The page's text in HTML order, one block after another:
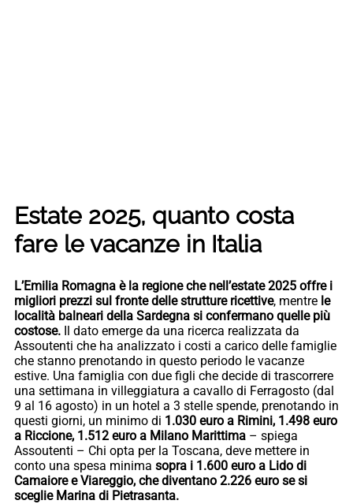
Estate 2025, quanto costa
fare le vacanze in Italia
L’Emilia Romagna è la regione che nell’estate 2025 offre i
migliori prezzi sul fronte delle strutture ricettive, mentre le
località balneari della Sardegna si confermano quelle più
costose. Il dato emerge da una ricerca realizzata da
Assoutenti che ha analizzato i costi a carico delle famiglie
che stanno prenotando in questo periodo le vacanze
estive. Una famiglia con due figli che decide di trascorrere
una settimana in villeggiatura a cavallo di Ferragosto (dal
9 al 16 agosto) in un hotel a 3 stelle spende, prenotando in
questi giorni, un minimo di 1.030 euro a Rimini, 1.498 euro
a Riccione, 1.512 euro a Milano Marittima – spiega
Assoutenti – Chi opta per la Toscana, deve mettere in
conto una spesa minima sopra i 1.600 euro a Lido di
Camaiore e Viareggio, che diventano 2.226 euro se si
sceglie Marina di Pietrasanta.